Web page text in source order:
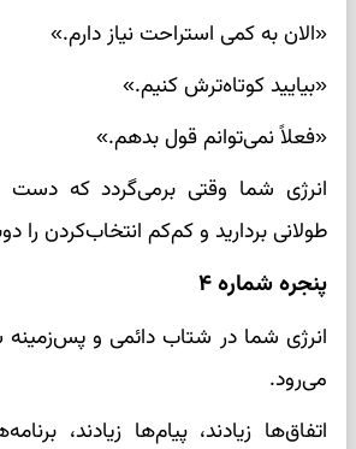
«الان به کمی استراحت نیاز دارم.»
«بیایید کوتاه‌ترش کنیم.»
«فعلاً نمی‌توانم قول بدهم.»
انرژی شما وقتی برمی‌گردد که دست
طولانی بردارید و کم‌کم انتخاب‌کردن را
پنجره شماره ۴
انرژی شما در شتاب دائمی و پس‌زمینه
می‌رود.
اتفاق‌ها زیادند، پیام‌ها زیادند،